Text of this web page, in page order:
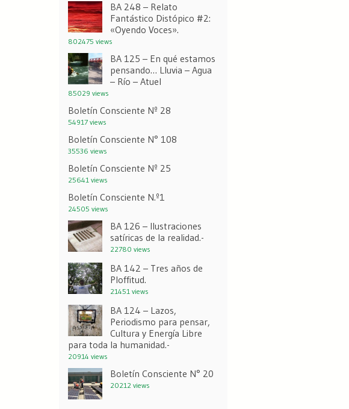
BA 248 – Relato
Fantástico Distópico #2:
«Oyendo Voces».
802475 views
BA 125 – En qué estamos
pensando… Lluvia – Agua
– Río – Atuel
85029 views
Boletín Consciente Nº 28
54917 views
Boletín Consciente N° 108
35536 views
Boletín Consciente Nº 25
25641 views
Boletín Consciente N.º1
24505 views
BA 126 – Ilustraciones
satíricas de la realidad.-
22780 views
BA 142 – Tres años de
Ploffitud.
21451 views
BA 124 – Lazos,
Periodismo para pensar,
Cultura y Energía Libre
para toda la humanidad.-
20914 views
Boletín Consciente N° 20
20212 views